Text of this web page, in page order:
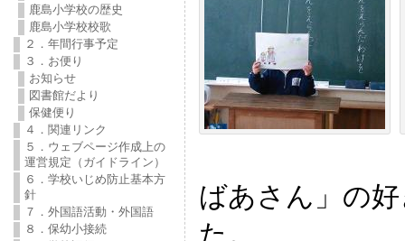
鹿島小学校の歴史
鹿島小学校校歌
２．年間行事予定
３．お便り
お知らせ
図書館だより
保健便り
４．関連リンク
５．ウェブページ作成上の
運営規定（ガイドライン）
６．学校いじめ防止基本方
針
７．外国語活動・外国語
８．保幼小接続
ばあさん」の
た。